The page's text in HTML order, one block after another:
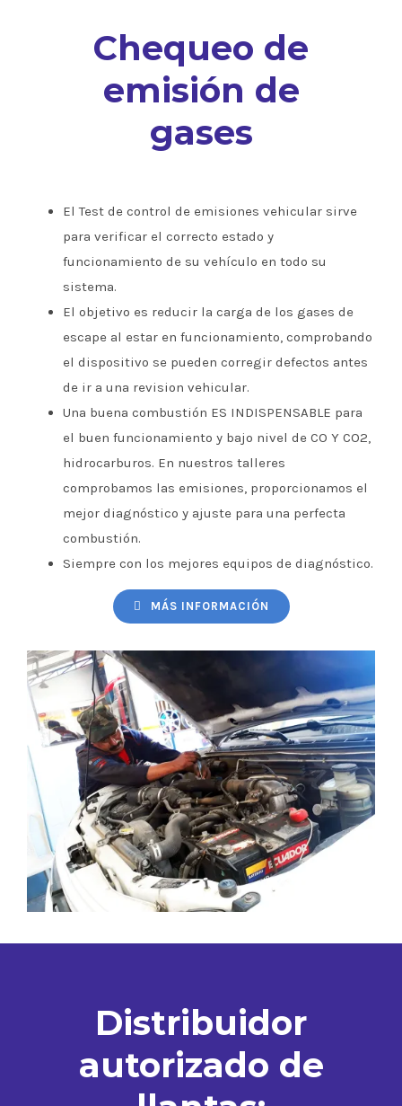
Chequeo de
emisión de
gases
El Test de control de emisiones vehicular sirve
para verificar el correcto estado y
funcionamiento de su vehículo en todo su
sistema.
El objetivo es reducir la carga de los gases de
escape al estar en funcionamiento, comprobando
el dispositivo se pueden corregir defectos antes
de ir a una revision vehicular.
Una buena combustión ES INDISPENSABLE para
el buen funcionamiento y bajo nivel de CO Y CO2,
hidrocarburos. En nuestros talleres
comprobamos las emisiones, proporcionamos el
mejor diagnóstico y ajuste para una perfecta
combustión.
Siempre con los mejores equipos de diagnóstico.
MÁS INFORMACIÓN
Distribuidor
autorizado de